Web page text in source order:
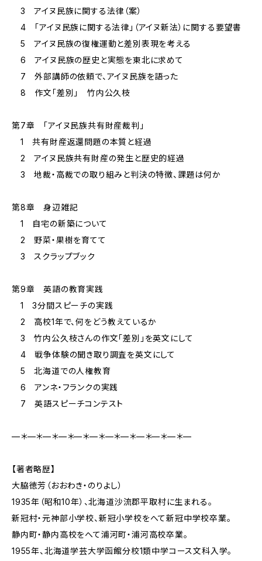
3 アイヌ民族に関する法律（案）
4 「アイヌ民族に関する法律」（アイヌ新法）に関する要望書
5 アイヌ民族の復権運動と差別表現を考える
6 アイヌ民族の歴史と実態を東北に求めて
7 外部講師の依頼で、アイヌ民族を語った
8 作文「差別」 竹内公久枝
第7章 「アイヌ民族共有財産裁判」
1 共有財産返還問題の本質と経過
2 アイヌ民族共有財産の発生と歴史的経過
3 地裁・高裁での取り組みと判決の特徴、課題は何か
第8章 身辺雑記
1 自宅の新築について
2 野菜・果樹を育てて
3 スクラップブック
第9章 英語の教育実践
1 3分間スピーチの実践
2 高校1年で、何をどう教えているか
3 竹内公久枝さんの作文「差別」を英文にして
4 戦争体験の聞き取り調査を英文にして
5 北海道での人権教育
6 アンネ・フランクの実践
7 英語スピーチコンテスト
—＊—＊—＊—＊—＊—＊—＊—＊—＊—＊—＊—
【著者略歴】
大脇徳芳（おおわき・のりよし）
1935年（昭和10年）、北海道沙流郡平取村に生まれる。
新冠村・元神部小学校、新冠小学校をへて新冠中学校卒業。
静内町・静内高校をへて浦河町・浦河高校卒業。
1955年、北海道学芸大学函館分校1類中学コース文科入学。